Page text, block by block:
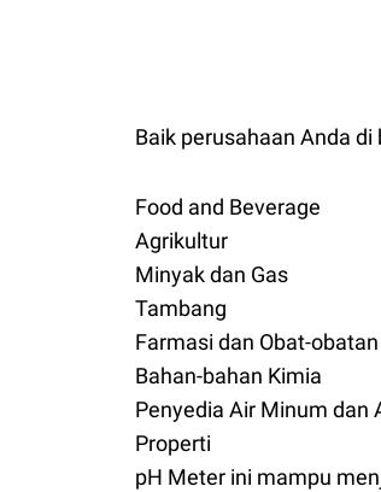
Baik perusahaan Anda di
Food and Beverage
Agrikultur
Minyak dan Gas
Tambang
Farmasi dan Obat-obatan
Bahan-bahan Kimia
Penyedia Air Minum dan
Properti
pH Meter ini mampu